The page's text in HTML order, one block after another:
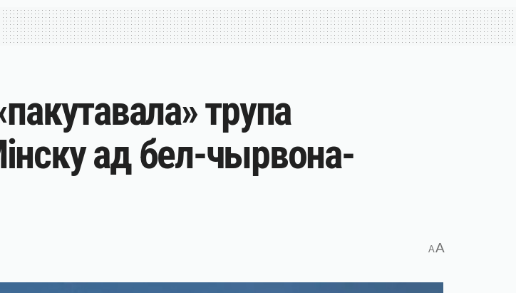
трупа
ад бел-чырвона-
AA